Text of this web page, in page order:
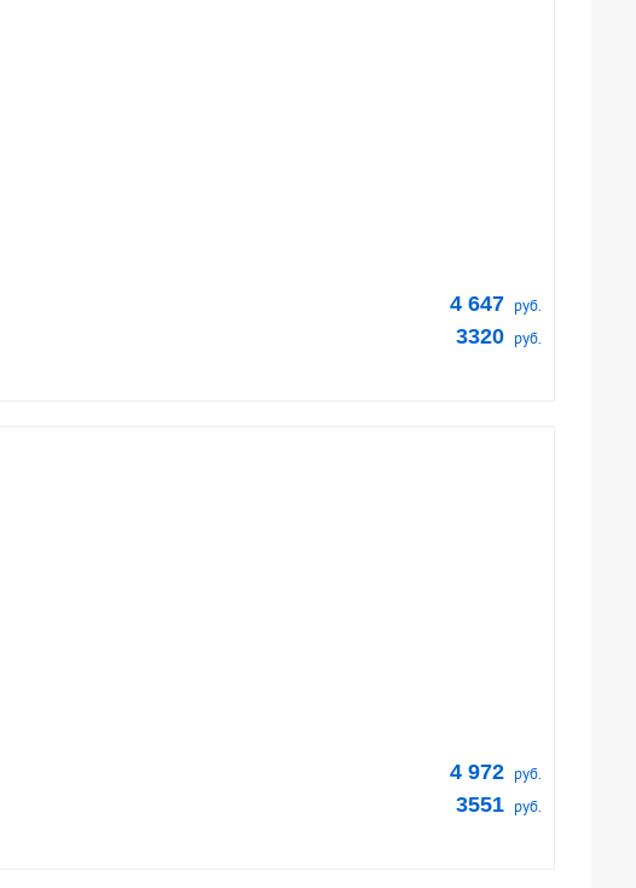
4 647 руб.
3320 руб.
4 972 руб.
3551 руб.